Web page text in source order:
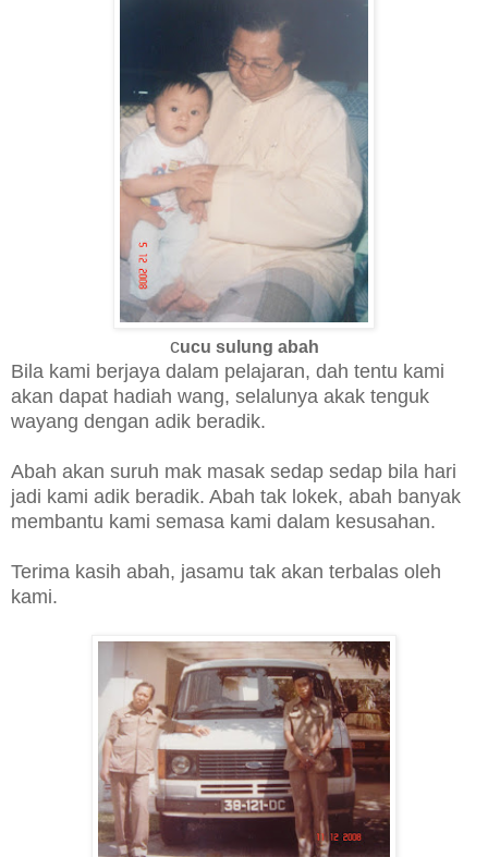
cucu sulung abah
Bila kami berjaya dalam pelajaran, dah tentu kami
akan dapat hadiah wang, selalunya akak tenguk
wayang dengan adik beradik.
Abah akan suruh mak masak sedap sedap bila hari
jadi kami adik beradik. Abah tak lokek, abah banyak
membantu kami semasa kami dalam kesusahan.
Terima kasih abah, jasamu tak akan terbalas oleh
kami.